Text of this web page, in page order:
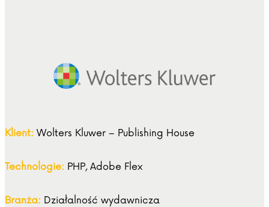
Klient: Wolters Kluwer – Publishing House
Technologie: PHP, Adobe Flex
Branża: Działalność wydawnicza